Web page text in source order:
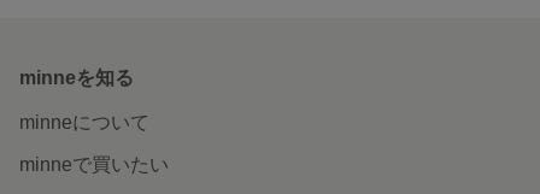
minneを知る
minneについて
minneで買いたい